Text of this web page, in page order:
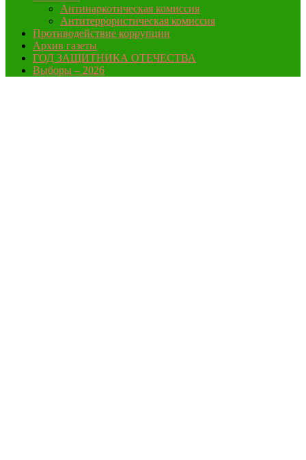
Антинаркотическая комиссия
Антитеррористическая комиссия
Противодействие коррупции
Архив газеты
ГОД ЗАЩИТНИКА ОТЕЧЕСТВА
Выборы – 2026